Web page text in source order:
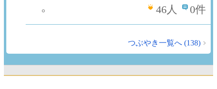
46人 0件
つぶやき一覧へ (138)